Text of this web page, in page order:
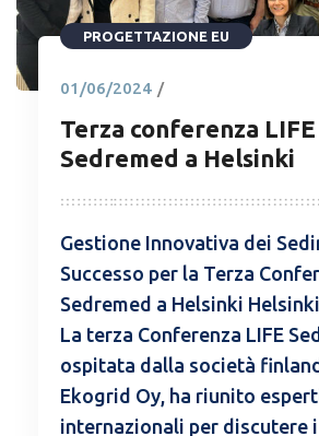
PROGETTAZIONE EU
01/06/2024 /
Terza conferenza LIFE
Sedremed a Helsinki
Gestione Innovativa dei
Successo per la Terza
Sedremed a Helsinki
La terza Conferenza LIFE
ospitata dalla società
Ekogrid Oy, ha riunito
internazionali per discutere